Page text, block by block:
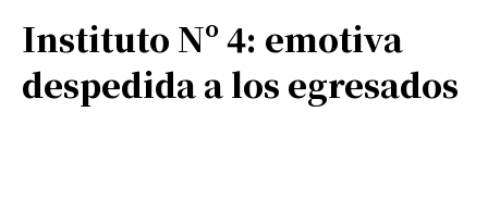
Instituto Nº 4: emotiva
despedida a los egresados